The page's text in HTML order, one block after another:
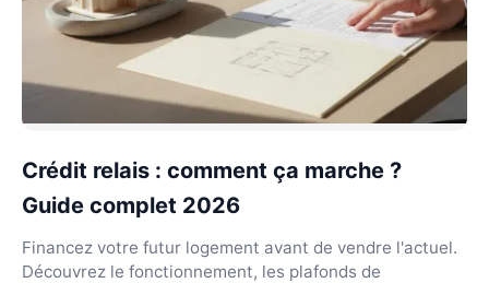
Crédit relais : comment ça marche ?
Guide complet 2026
Financez votre futur logement avant de vendre l'actuel.
Découvrez le fonctionnement, les plafonds de